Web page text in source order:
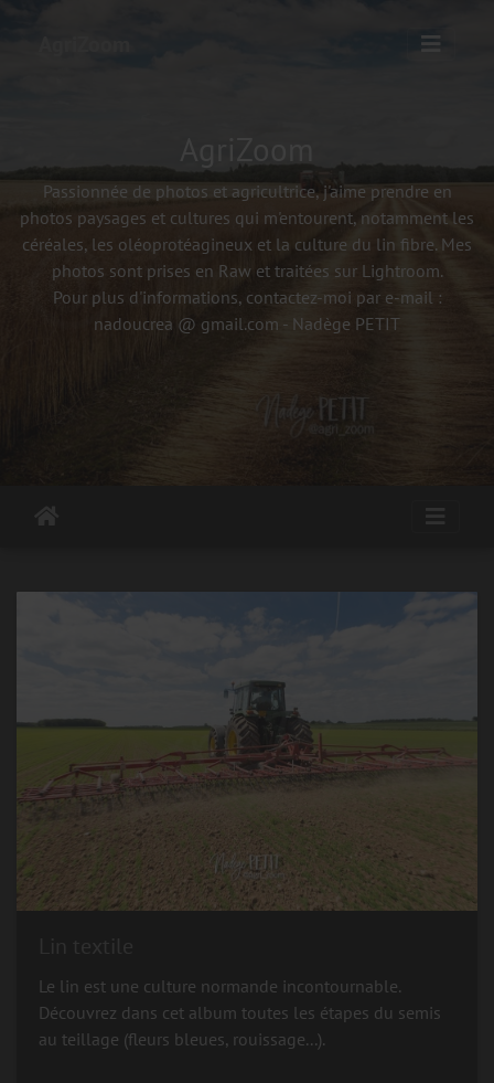
Passionnée de photos et agricultrice, j'aime prendre en
photos paysages et cultures qui m'entourent, notamment les
céréales, les oléoprotéagineux et la culture du lin fibre. Mes
photos sont prises en Raw et traitées sur Lightroom.
Pour plus d'informations, contactez-moi par e-mail :
nadoucrea @ gmail.com - Nadège PETIT
Le lin est une culture normande incontournable.
Découvrez dans cet album toutes les étapes du semis
au teillage (fleurs bleues, rouissage...).